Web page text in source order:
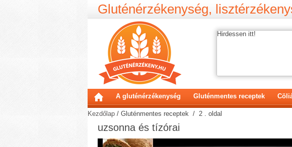
Gluténérzékenység,
Hirdessen itt!
A gluténérzékenység Gluténmentes receptek
Kezdőlap / Gluténmentes receptek / 2 . oldal
uzsonna és tízórai